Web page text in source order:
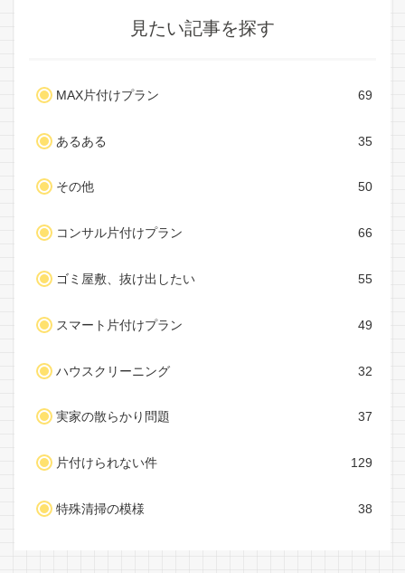
見たい記事を探す
MAX片付けプラン 69
あるある 35
その他 50
コンサル片付けプラン 66
ゴミ屋敷、抜け出したい 55
スマート片付けプラン 49
ハウスクリーニング 32
実家の散らかり問題 37
片付けられない件 129
特殊清掃の模様 38